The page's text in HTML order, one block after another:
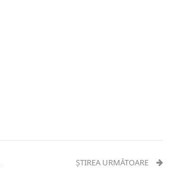
ȘTIREA URMĂTOARE